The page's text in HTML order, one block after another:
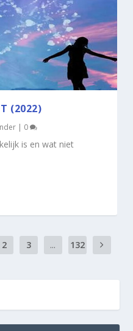
(2022)
| 0
is en wat niet
2 3 ... 132